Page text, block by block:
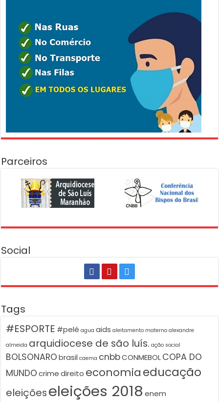
Parceiros
Social
Tags
#ESPORTE #pelé agua aids aleitamento materno alexandre
almeida arquidiocese de são luís. ação social
BOLSONARO brasil caema cnbbCONMEBOLCOPA DO
MUNDO crime direito economiaeducação
eleiçõeseleições 2018 enem